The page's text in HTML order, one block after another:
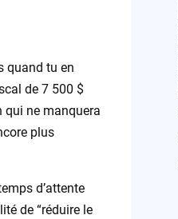
quand tu en
de 7 500 $
qui ne manquera
plus
d’attente
de “réduire le